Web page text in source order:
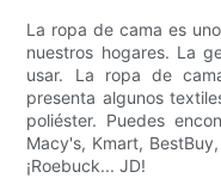
La ropa de cama es
nuestros hogares. La
usar. La ropa de
presenta algunos
poliéster. Puedes
Macy's, Kmart,
¡Roebuck... JD!